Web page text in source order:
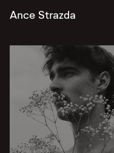
Ance Strazda